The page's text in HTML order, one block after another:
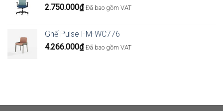
2.750.000₫ Đã bao gồm VAT
Ghế Pulse FM-WC776
4.266.000₫ Đã bao gồm VAT